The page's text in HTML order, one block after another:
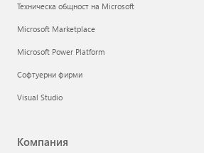
Техническа общност на Microsoft
Microsoft Marketplace
Microsoft Power Platform
Софтуерни фирми
Visual Studio
Компания